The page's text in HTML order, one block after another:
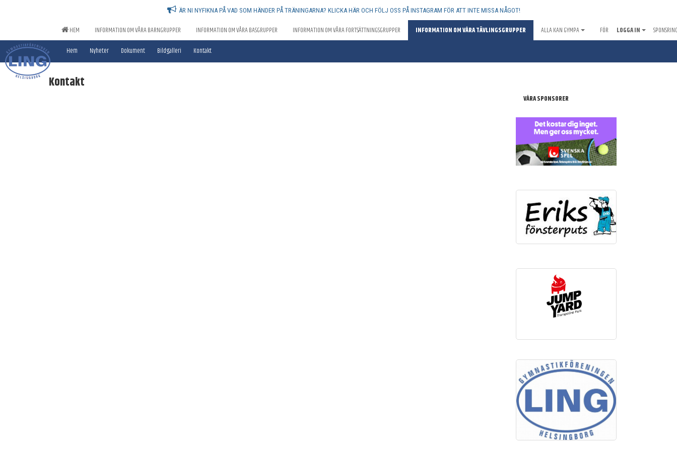
ÄR NI NYFIKNA PÅ VAD SOM HÄNDER PÅ TRÄNINGARNA? KLICKA HÄR OCH FÖLJ OSS PÅ INSTAGRAM FÖR ATT INTE MISSA NÅGOT!
HEM INFORMATION OM VÅRA BARNGRUPPER INFORMATION OM VÅRA BASGRUPPER INFORMATION OM VÅRA FORTSÄTTNINGSGRUPPER INFORMATION OM VÅRA TÄVLINGSGRUPPER ALLA KAN GYMPA FÖR MEDLEMMAR
LOGGA IN
Hem Nyheter Dokument Bildgalleri Kontakt
Kontakt
VÅRA SPONSORER